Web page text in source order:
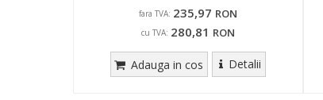
fara TVA: 235,97 RON
cu TVA: 280,81 RON
Adauga in cos Detalii